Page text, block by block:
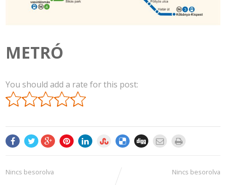
METRÓ
You should add a rate for this post:
Nincs besorolva Nincs besorolva